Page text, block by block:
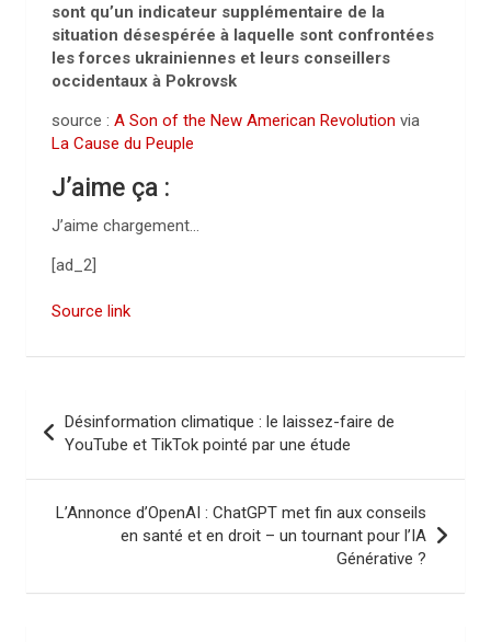
sont qu’un indicateur supplémentaire de la
situation désespérée à laquelle sont confrontées
les forces ukrainiennes et leurs conseillers
occidentaux à Pokrovsk
source : A Son of the New American Revolution via
La Cause du Peuple
J’aime ça :
J’aime chargement…
[ad_2]
Source link
v
Désinformation climatique : le laissez-faire de
YouTube et TikTok pointé par une étude
L’Annonce d’OpenAI : ChatGPT met fin aux conseils
en santé et en droit – un tournant pour l’IA
Générative ?